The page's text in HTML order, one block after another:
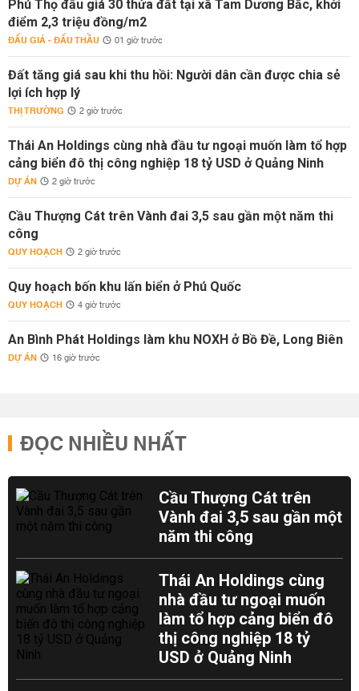
Phú Thọ đấu giá 30 thửa đất tại xã Tam Dương Bắc, khởi
điểm 2,3 triệu đồng/m2
ĐẤU GIÁ - ĐẤU THẦU 01 giờ trước
Đất tăng giá sau khi thu hồi: Người dân cần được chia sẻ
lợi ích hợp lý
THỊ TRƯỜNG 2 giờ trước
Thái An Holdings cùng nhà đầu tư ngoại muốn làm tổ hợp
cảng biển đô thị công nghiệp 18 tỷ USD ở Quảng Ninh
DỰ ÁN 2 giờ trước
Cầu Thượng Cát trên Vành đai 3,5 sau gần một năm thi
công
QUY HOẠCH 2 giờ trước
Quy hoạch bốn khu lấn biển ở Phú Quốc
QUY HOẠCH 4 giờ trước
An Bình Phát Holdings làm khu NOXH ở Bồ Đề, Long Biên
DỰ ÁN 16 giờ trước
ĐỌC NHIỀU NHẤT
Cầu Thượng Cát trên
Vành đai 3,5 sau gần một
năm thi công
Thái An Holdings cùng
nhà đầu tư ngoại muốn
làm tổ hợp cảng biển đô
thị công nghiệp 18 tỷ
USD ở Quảng Ninh